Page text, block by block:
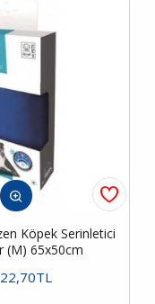
Köpek Serinletici
(M) 65x50cm